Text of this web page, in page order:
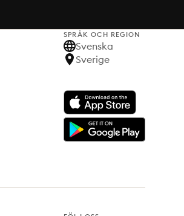
SPRÅK OCH REGION
Svenska
Sverige